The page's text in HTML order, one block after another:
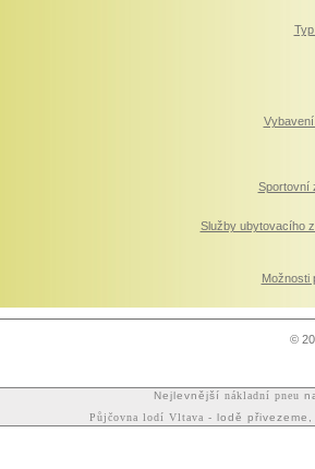
Sportovní
Služby ubytovacího
Možnosti
©
Nejlevnější nákladní pneu
Půjčovna lodí Vltava - lodě